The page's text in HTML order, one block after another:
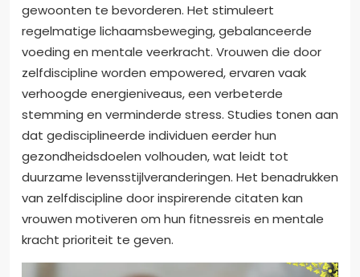
gewoonten te bevorderen. Het stimuleert
regelmatige lichaamsbeweging, gebalanceerde
voeding en mentale veerkracht. Vrouwen die door
zelfdiscipline worden empowered, ervaren vaak
verhoogde energieniveaus, een verbeterde
stemming en verminderde stress. Studies tonen aan
dat gedisciplineerde individuen eerder hun
gezondheidsdoelen volhouden, wat leidt tot
duurzame levensstijlveranderingen. Het benadrukken
van zelfdiscipline door inspirerende citaten kan
vrouwen motiveren om hun fitnessreis en mentale
kracht prioriteit te geven.